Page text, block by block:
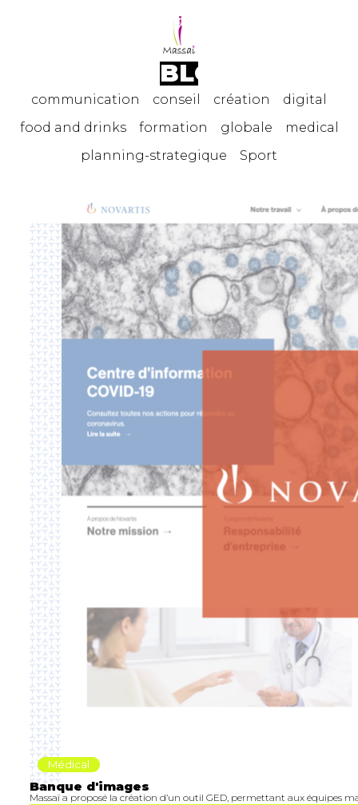
BLOG
communication conseil création
digital
food and drinks
formation globale
medical
planning-strategique
Sport
Médical
Banque d'images
Massaï a proposé la création d’un outil GED, permettant aux équipes